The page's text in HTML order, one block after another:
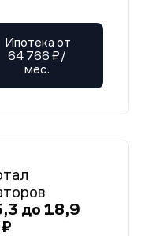
Ипотека от
64 766 ₽/
мес.
до 18,9